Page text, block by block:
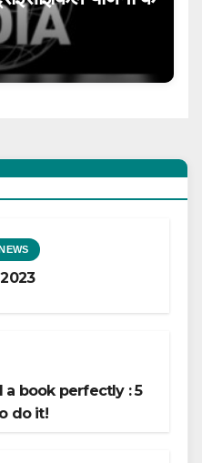
a book perfectly : 5
do it!